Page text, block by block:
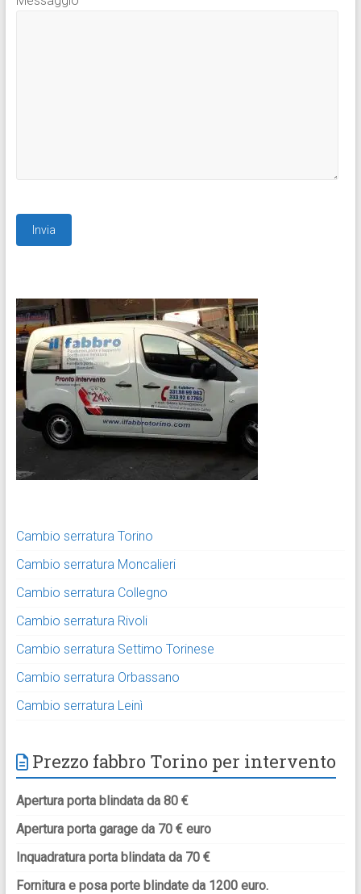
Cambio serratura Torino
Cambio serratura Moncalieri
Cambio serratura Collegno
Cambio serratura Rivoli
Cambio serratura Settimo Torinese
Cambio serratura Orbassano
Cambio serratura Leinì
Prezzo fabbro Torino per intervento
Apertura porta blindata da 80 €
Apertura porta garage da 70 € euro
Inquadratura porta blindata da 70 €
Fornitura e posa porte blindate da 1200 euro.